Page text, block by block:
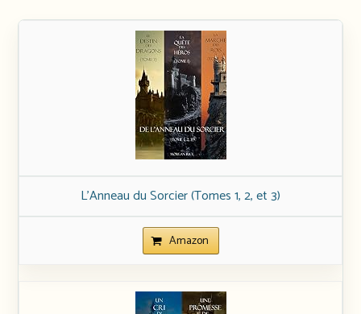
L’Anneau du Sorcier (Tomes 1, 2, et 3)
Amazon